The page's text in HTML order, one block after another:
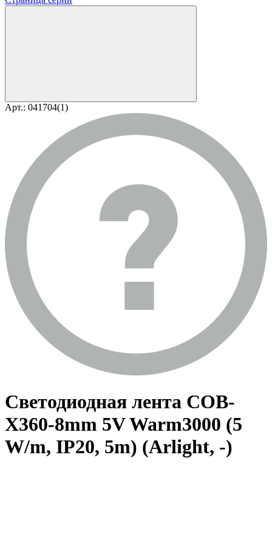
Арт.: 041704(1)
Светодиодная лента COB-
X360-8mm 5V Warm3000 (5
W/m, IP20, 5m) (Arlight, -)